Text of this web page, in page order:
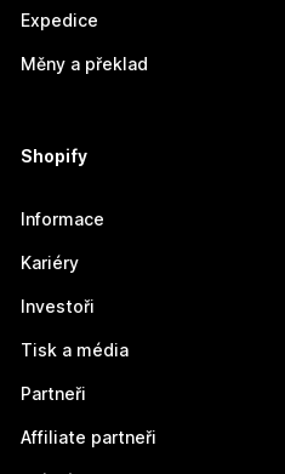
Expedice
Měny a překlad
Shopify
Informace
Kariéry
Investoři
Tisk a média
Partneři
Affiliate partneři